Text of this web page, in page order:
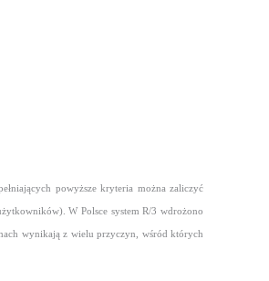
powyższe kryteria można zaliczyć
W Polsce system R/3 wdrożono
wynikają z wielu przyczyn, wśród których